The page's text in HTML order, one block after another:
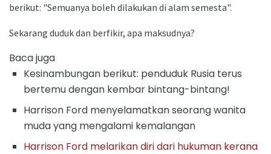
berikut: "Semuanya boleh dilakukan di alam semesta".
Sekarang duduk dan berfikir, apa maksudnya?
Baca juga
Kesinambungan berikut: penduduk Rusia terus
bertemu dengan kembar bintang-bintang!
Harrison Ford menyelamatkan seorang wanita
muda yang mengalami kemalangan
Harrison Ford melarikan diri dari hukuman kerana